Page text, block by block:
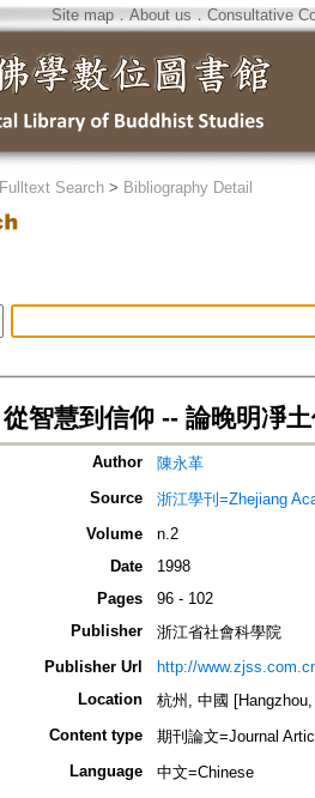
Site map．About us ． Consultative
Fulltext Search > Bibliography Detail
從智慧到信仰 -- 論晚明凈
Author
陳永革
Source
浙江學刊=Zhejiang
Volume
n.2
Date
1998
Pages
96 - 102
Publisher
浙江省社會科學院
Publisher Url
http://
Location
杭州, 中國
Content type
期刊論文=Journal
Language
中文=Chinese